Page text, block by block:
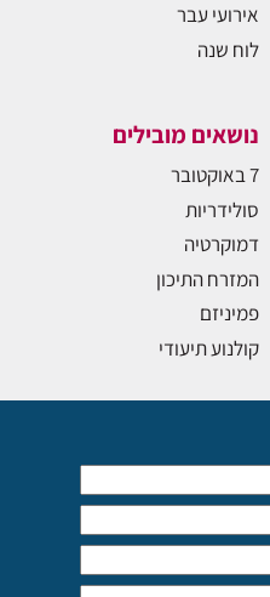
אירועי עבר
לוח שנה
נושאים מובילים
7 באוקטובר
סולידריות
דמוקרטיה
המזרח התיכון
פמיניזם
קולנוע תיעודי